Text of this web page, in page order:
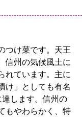
つけ菜です。天王
信州の気候風土に
れています。主に
け」としても有名
します。信州の
もやわらかく、特